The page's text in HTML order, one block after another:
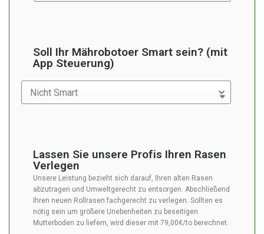
Soll Ihr Mährobotoer Smart sein? (mit
App Steuerung)
Lassen Sie unsere Profis Ihren Rasen
Verlegen
Unsere Leistung bezieht sich darauf, Ihren alten Rasen
abzutragen und Umweltgerecht zu entsorgen. Abschließend
Ihren neuen Rollrasen fachgerecht zu verlegen. Sollten es
nötig sein um größere Unebenheiten zu beseitigen
Mutterboden zu liefern, wird dieser mit 79,00€/to berechnet.